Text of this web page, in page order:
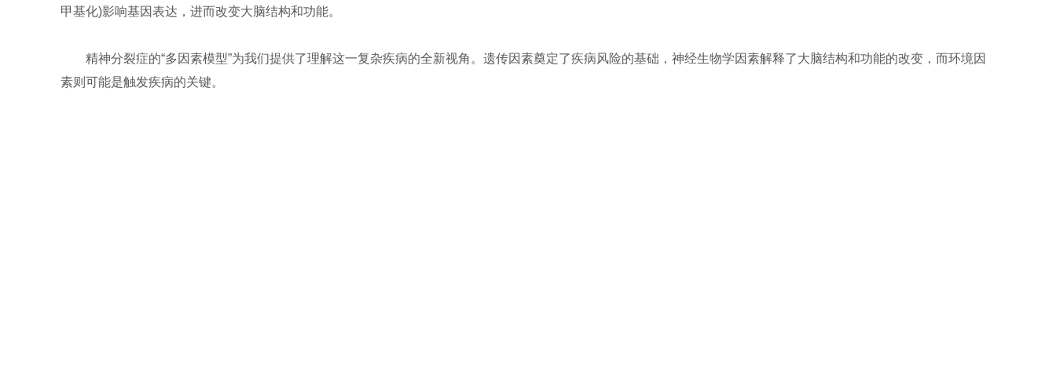
甲基化)影响基因表达，进而改变大脑结构和功能‌。
精神分裂症的“多因素模型”为我们提供了理解这一复杂疾病的全新视角。遗传因素奠定了疾病风险的基础，神经生物学因素解释了大脑结构和功能的改变，而环境因
素则可能是触发疾病的关键。